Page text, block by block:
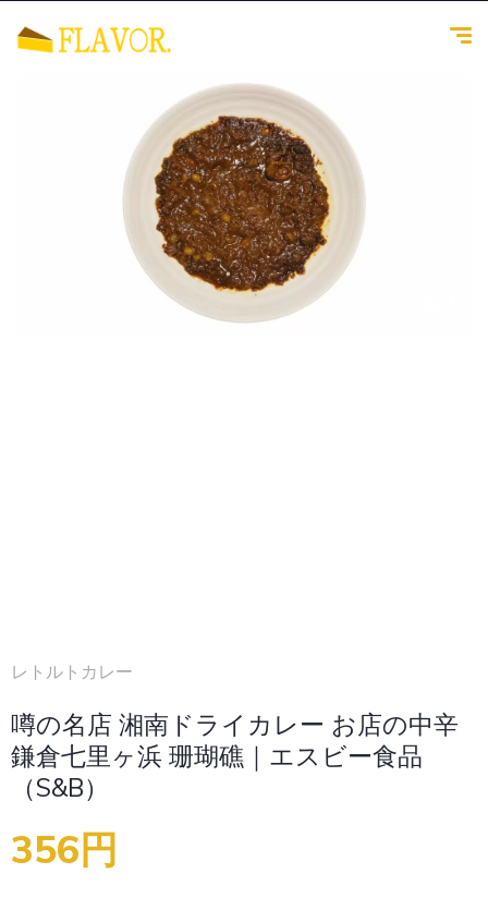
レトルトカレー
噂の名店 湘南ドライカレー お店の中辛
鎌倉七里ヶ浜 珊瑚礁｜エスビー食品
（S&B）
356円